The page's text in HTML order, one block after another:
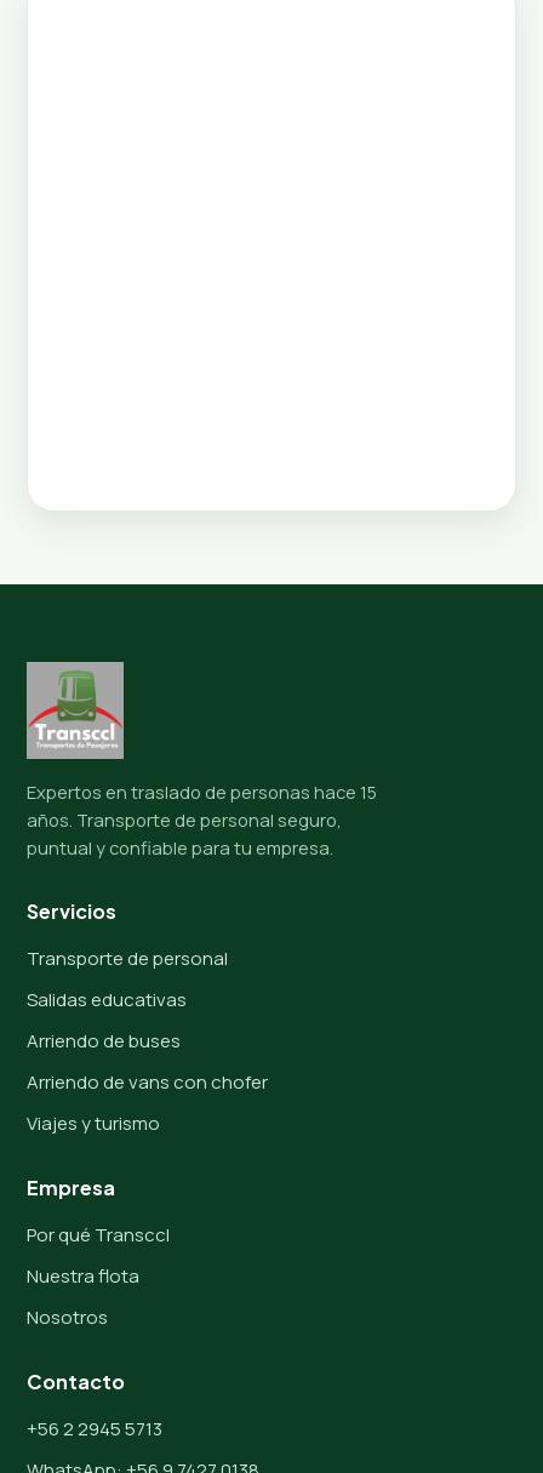
Expertos en traslado de personas hace 15
años. Transporte de personal seguro,
puntual y confiable para tu empresa.
Servicios
Transporte de personal
Salidas educativas
Arriendo de buses
Arriendo de vans con chofer
Viajes y turismo
Empresa
Por qué Transccl
Nuestra flota
Nosotros
Contacto
+56 2 2945 5713